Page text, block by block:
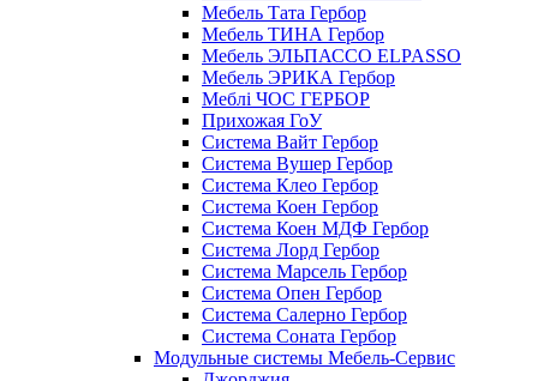
Мебель Тата Гербор
Мебель ТИНА Гербор
Мебель ЭЛЬПАССО ELPASSO
Мебель ЭРИКА Гербор
Меблі ЧОС ГЕРБОР
Прихожая ГоУ
Система Вайт Гербор
Система Вушер Гербор
Система Клео Гербор
Система Коен Гербор
Система Коен МДФ Гербор
Система Лорд Гербор
Система Марсель Гербор
Система Опен Гербор
Система Салерно Гербор
Система Соната Гербор
Модульные системы Мебель-Сервис